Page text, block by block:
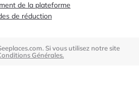
de la plateforme
de réduction
Si vous utilisez notre site
Générales.